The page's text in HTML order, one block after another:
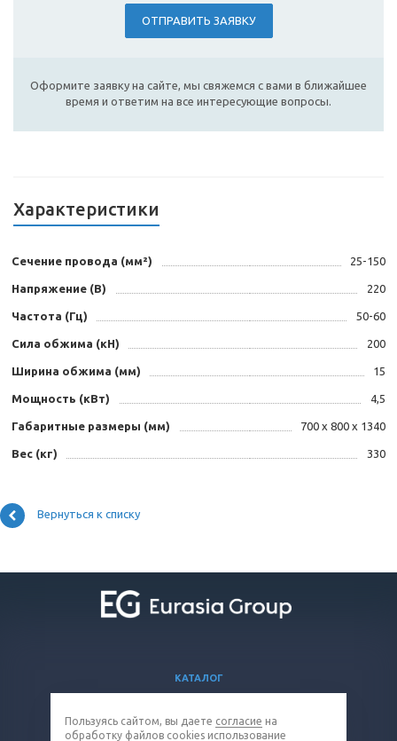
ОТПРАВИТЬ ЗАЯВКУ
Оформите заявку на сайте, мы свяжемся с вами в ближайшее
время и ответим на все интересующие вопросы.
Характеристики
Сечение провода (мм²) 25-150
Напряжение (В) 220
Частота (Гц) 50-60
Сила обжима (кН) 200
Ширина обжима (мм) 15
Мощность (кВт) 4,5
Габаритные размеры (мм) 700 x 800 x 1340
Вес (кг) 330
Вернуться к списку
КАТАЛОГ
КОМПАНИЯ
Пользуясь сайтом, вы даете согласие на
обработку файлов cookies использование